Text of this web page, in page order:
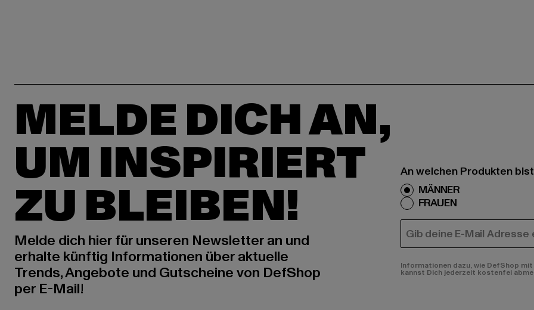
MELDE DICH AN,
UM INSPIRIERT
ZU BLEIBEN!
Melde dich hier für unseren Newsletter an und
erhalte künftig Informationen über aktuelle
Trends, Angebote und Gutscheine von DefShop
per E-Mail!
An welchen Produkten
MÄNNER
FRAUEN
E-MAIL
Informationen dazu, wie DefShop
kannst Dich jederzeit kostenfei